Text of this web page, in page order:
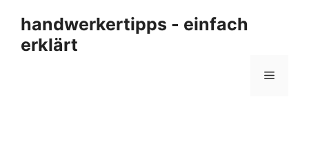
Inhalt
springen
handwerkertipps - einfach
erklärt
Menü